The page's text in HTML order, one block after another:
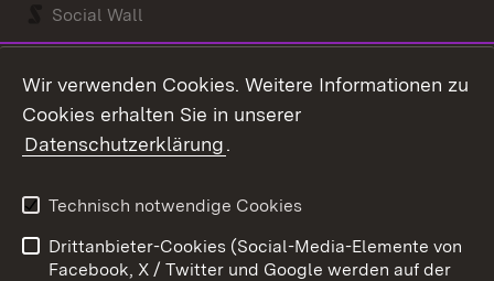
Social Wall
Kontakt
Barrierefreiheit
Impressum
Cookies
Wir verwenden Cookies. Weitere Informationen zu
Cookies erhalten Sie in unserer
Datenschutzerklärung.
Technisch notwendige Cookies
Drittanbieter-Cookies (Social-Media-Elemente von
Facebook, X / Twitter und Google werden auf der